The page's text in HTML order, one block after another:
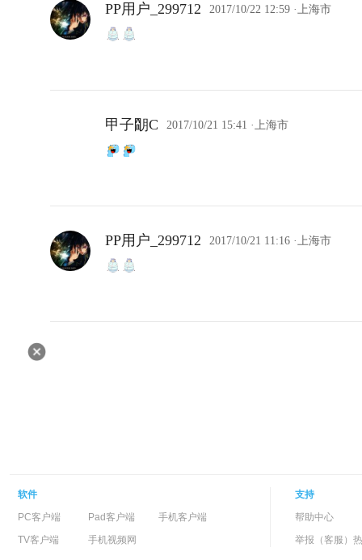
PP用户_299712 2017/10/22 12:59 ·上海市
甲子朙C 2017/10/21 15:41 ·上海市
PP用户_299712 2017/10/21 11:16 ·上海市
软件
PC客户端
Pad客户端
手机客户端
TV客户端
手机视频网
支持
帮助中心
举报（客服）